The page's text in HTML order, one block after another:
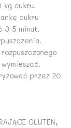
kg cukru.
cukru
3-5 minut.
przez 20
GLUTEN,